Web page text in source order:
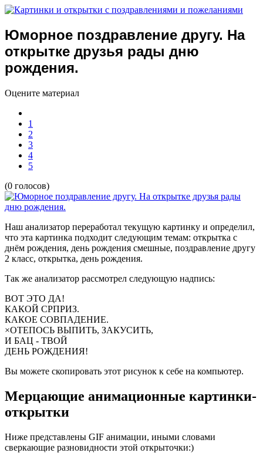
Юморное поздравление другу. На
открытке друзья рады дню
рождения.
Оцените материал
1
2
3
4
5
(0 голосов)
Наш анализатор переработал текущую картинку и определил,
что эта картинка подходит следующим темам: открытка с
днём рождения, день рождения смешные, поздравление другу
2 класс, открытка, день рождения.
Так же анализатор рассмотрел следующую надпись:
ВОТ ЭТО ДА!
КАКОЙ СРПРИЗ.
КАКОЕ СОВПАДЕНИЕ.
×ОТЕПОСЬ ВЫПИТЬ, ЗАКУСИТЬ,
И БАЦ - ТВОЙ
ДЕНЬ РОЖДЕНИЯ!
Вы можете скопировать этот рисунок к себе на компьютер.
Мерцающие анимационные картинки-
открытки
Ниже представлены GIF анимации, иными словами
сверкающие разновидности этой открыточки:)